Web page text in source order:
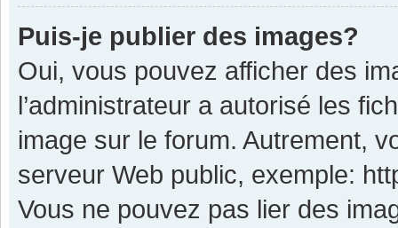
Puis-je publier des images?
Oui, vous pouvez afficher des
l’administrateur a autorisé les
image sur le forum. Autrement,
serveur Web public, exemple:
Vous ne pouvez pas lier des